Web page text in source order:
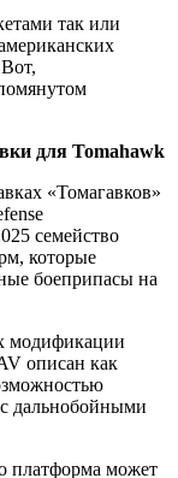
так или
для Tomahawk
«Томагавков»
семейство
которые
боеприпасы на
модификации
описан как
дальнобойными
платформа может